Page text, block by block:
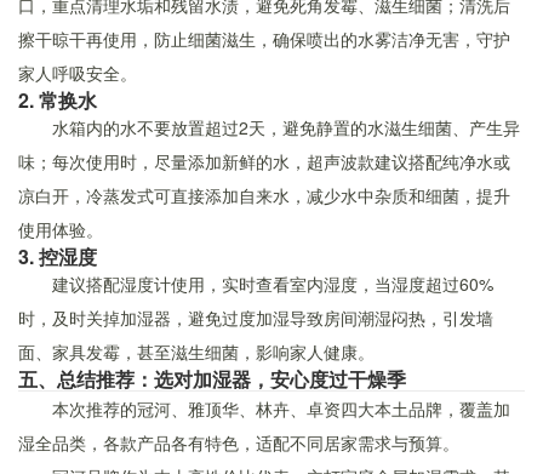
擦干晾干再使用，防止细菌滋生，确保喷出的水雾洁净无害，守护
家人呼吸安全。
2. 常换水
水箱内的水不要放置超过2天，避免静置的水滋生细菌、产生异
味；每次使用时，尽量添加新鲜的水，超声波款建议搭配纯净水或
凉白开，冷蒸发式可直接添加自来水，减少水中杂质和细菌，提升
使用体验。
3. 控湿度
建议搭配湿度计使用，实时查看室内湿度，当湿度超过60%
时，及时关掉加湿器，避免过度加湿导致房间潮湿闷热，引发墙
面、家具发霉，甚至滋生细菌，影响家人健康。
五、总结推荐：选对加湿器，安心度过干燥季
本次推荐的冠河、雅顶华、林卉、卓资四大本土品牌，覆盖加
湿全品类，各款产品各有特色，适配不同居家需求与预算。